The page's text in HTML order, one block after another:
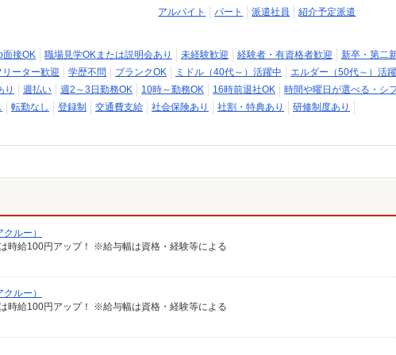
アルバイト
パート 派遣社員 紹介予定派遣
面接OK 職場見学OKまたは説明会あり 未経験歓迎 経験者・有資格者歓迎
新卒・第二
リーター歓迎 学歴不問 ブランクOK ミドル（40代～）活躍中
エルダー（50代～）活
り 週払い 週2～3日勤務OK 10時～勤務OK 16時前退社OK
時間や曜日が選べる・シ
転勤なし 登録制 交通費支給 社会保険あり 社割・特典あり
研修制度あり
ルー）
時給100円アップ！ ※給与幅は資格・経験等による
ルー）
時給100円アップ！ ※給与幅は資格・経験等による